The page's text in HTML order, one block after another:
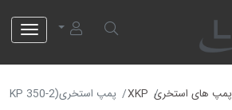
پمپ های استخری XKP پمپ استخری(XKP 350-2)